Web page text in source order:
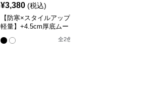
¥3,380 (税込)
【防寒×スタイルアップ×
軽量】+4.5cm厚底ムー
全2色